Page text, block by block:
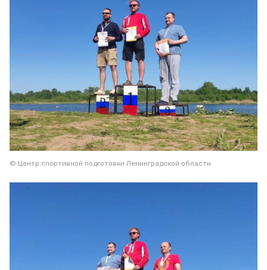
© Центр спортивной подготовки Ленинградской области